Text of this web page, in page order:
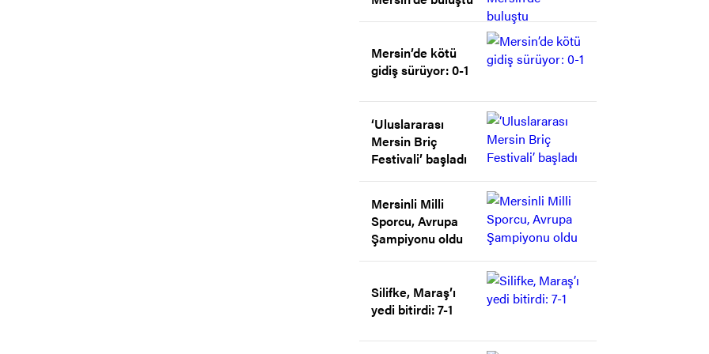
Mersin’de kötü
gidiş sürüyor: 0-1
‘Uluslararası
Mersin Briç
Festivali’ başladı
Mersinli Milli
Sporcu, Avrupa
Şampiyonu oldu
Silifke, Maraş’ı
yedi bitirdi: 7-1